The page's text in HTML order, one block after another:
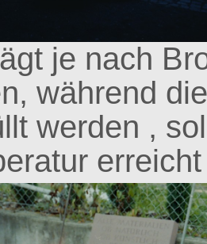
je nach
während
werden ,